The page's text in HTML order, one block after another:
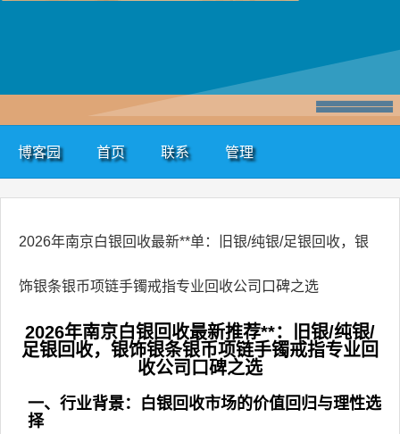
博客园 首页 联系 管理
2026年南京白银回收最新**单：旧银/纯银/足银回收，银
饰银条银币项链手镯戒指专业回收公司口碑之选
2026年南京白银回收最新推荐**：旧银/纯银/
足银回收，银饰银条银币项链手镯戒指专业回
收公司口碑之选
一、行业背景：白银回收市场的价值回归与理性选
择